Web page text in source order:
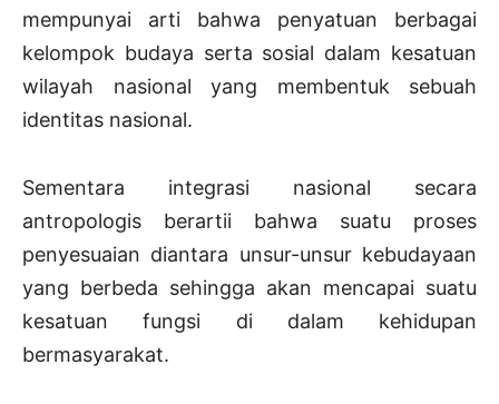
mempunyai arti bahwa penyatuan berbagai
kelompok budaya serta sosial dalam kesatuan
wilayah nasional yang membentuk sebuah
identitas nasional.
Sementara integrasi nasional secara
antropologis berartii bahwa suatu proses
penyesuaian diantara unsur-unsur kebudayaan
yang berbeda sehingga akan mencapai suatu
kesatuan fungsi di dalam kehidupan
bermasyarakat.